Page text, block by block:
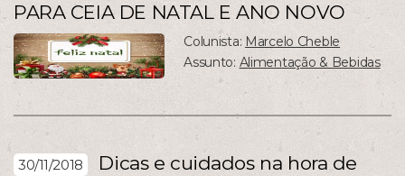
PARA CEIA DE NATAL E ANO NOVO
Colunista: Marcelo Cheble
Assunto: Alimentação & Bebidas
30/11/2018
Dicas e cuidados na hora de